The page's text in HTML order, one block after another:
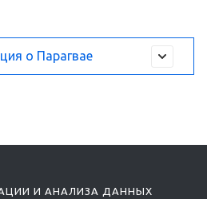
о Парагвае
И АНАЛИЗА ДАННЫХ